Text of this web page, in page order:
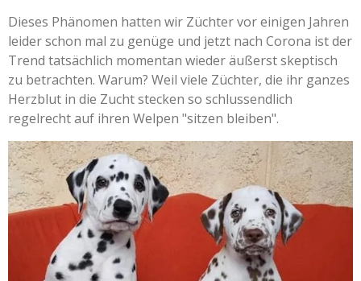
Dieses Phänomen hatten wir Züchter vor einigen Jahren
leider schon mal zu genüge und jetzt nach Corona ist der
Trend tatsächlich momentan wieder äußerst skeptisch
zu betrachten. Warum? Weil viele Züchter, die ihr ganzes
Herzblut in die Zucht stecken so schlussendlich
regelrecht auf ihren Welpen "sitzen bleiben".